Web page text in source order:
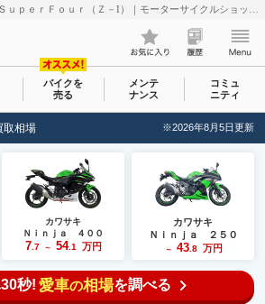
バイクを
売る
メンテ
ナンス
コミュ
ニティ
取相場 ※2026年8月5日更新
カワサキ
Ｎｉｎｊａ ４００
7.7 ～ 54.1 万円
カワサキ
Ｎｉｎｊａ ２５０
～ 43.8 万円
秒! 愛車の相場を調べる